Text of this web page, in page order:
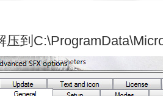
压到